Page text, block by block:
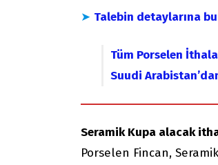
➤ Talebin detaylarına
Tüm Porselen
Suudi
Seramik Kupa alacak
Porselen Fincan,